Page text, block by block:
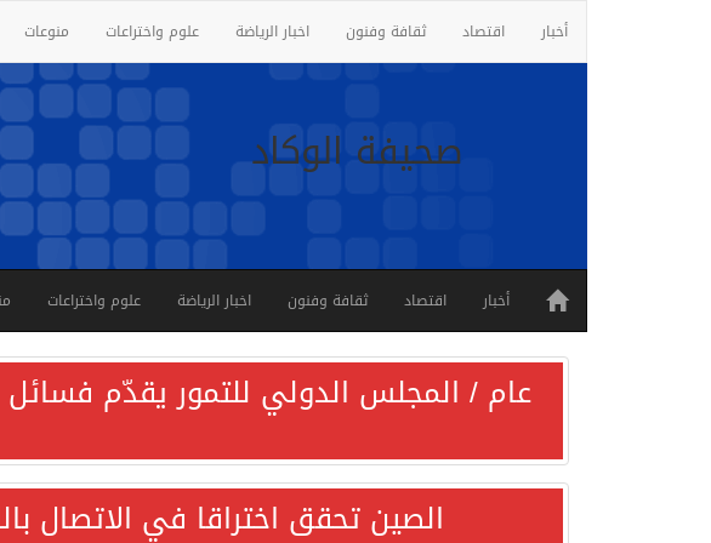
أخبار اقتصاد ثقافة وفنون اخبار الرياضة علوم واختراعات منوعات
صحيفة الوكاد
أخبار اقتصاد ثقافة وفنون اخبار الرياضة علوم واختراعات
عام / المجلس الدولي للتمور يقدّم فسائل
الصين تحقق اختراقا في الاتصال